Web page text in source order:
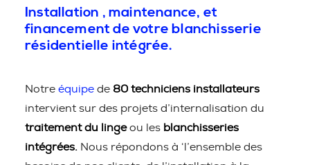
Installation , maintenance, et
financement de votre blanchisserie
résidentielle intégrée.
Notre équipe de 80 techniciens installateurs
intervient sur des projets d’internalisation du
traitement du lingeou les blanchisseries
intégrées. Nous répondons à ‘l’ensemble des